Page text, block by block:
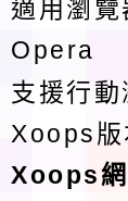
適用瀏
Opera
支援行動
Xoops版
Xoops